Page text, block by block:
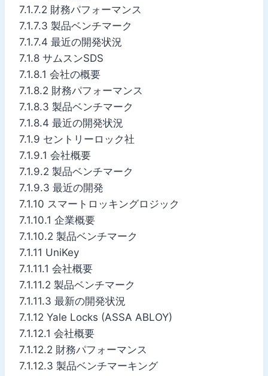
7.1.7.2 財務パフォーマンス
7.1.7.3 製品ベンチマーク
7.1.7.4 最近の開発状況
7.1.8 サムスンSDS
7.1.8.1 会社の概要
7.1.8.2 財務パフォーマンス
7.1.8.3 製品ベンチマーク
7.1.8.4 最近の開発状況
7.1.9 セントリーロック社
7.1.9.1 会社概要
7.1.9.2 製品ベンチマーク
7.1.9.3 最近の開発
7.1.10 スマートロッキングロジック
7.1.10.1 企業概要
7.1.10.2 製品ベンチマーク
7.1.11 UniKey
7.1.11.1 会社概要
7.1.11.2 製品ベンチマーク
7.1.11.3 最新の開発状況
7.1.12 Yale Locks (ASSA ABLOY)
7.1.12.1 会社概要
7.1.12.2 財務パフォーマンス
7.1.12.3 製品ベンチマーキング